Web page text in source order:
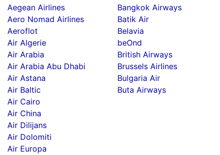
Aegean Airlines
Aero Nomad Airlines
Aeroflot
Air Algerie
Air Arabia
Air Arabia Abu Dhabi
Air Astana
Air Baltic
Air Cairo
Air China
Air Dilijans
Air Dolomiti
Air Europa
Bangkok Airways
Batik Air
Belavia
beOnd
British Airways
Brussels Airlines
Bulgaria Air
Buta Airways